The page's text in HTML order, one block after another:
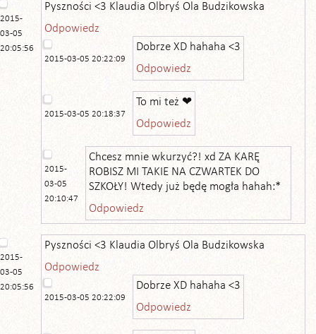
2015-
03-05
20:05:56
Pyszności <3 Klaudia Olbryś Ola Budzikowska
Odpowiedz
2015-03-05 20:22:09
Dobrze XD hahaha <3
Odpowiedz
2015-03-05 20:18:37
To mi też ❤
Odpowiedz
2015-
03-05
20:10:47
Chcesz mnie wkurzyć?! xd ZA KARĘ
ROBISZ MI TAKIE NA CZWARTEK DO
SZKOŁY! Wtedy już będę mogła hahah:*
Odpowiedz
2015-
03-05
20:05:56
Pyszności <3 Klaudia Olbryś Ola Budzikowska
Odpowiedz
2015-03-05 20:22:09
Dobrze XD hahaha <3
Odpowiedz